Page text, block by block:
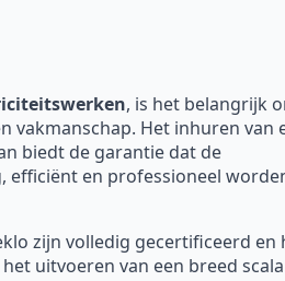
, is het belangrijk
vakmanschap. Het inhuren van
biedt de garantie dat de
efficiënt en professioneel
zijn volledig gecertificeerd en
uitvoeren van een breed